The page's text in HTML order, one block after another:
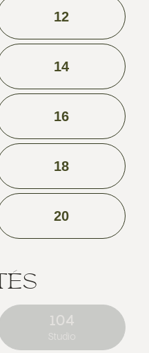
12
14
16
18
20
104
Studio